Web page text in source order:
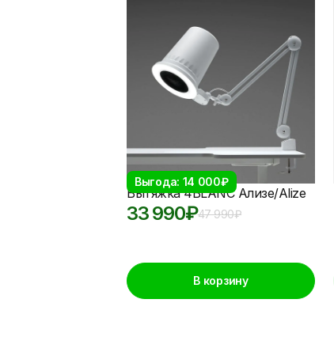
Выгода: 14 000₽
Вытяжка 4BLANC Ализе/Alize
47 990₽
33 990₽
В корзину